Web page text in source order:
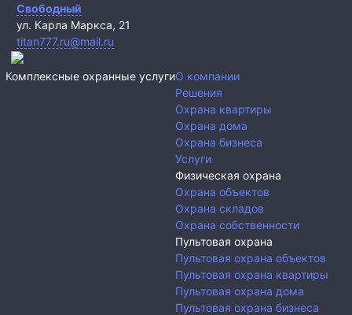
Свободный
ул. Карла Маркса, 21
titan777.ru@mail.ru
Комплексные охранные услугиО компании
Решения
Охрана квартиры
Охрана дома
Охрана бизнеса
Услуги
Физическая охрана
Охрана объектов
Охрана складов
Охрана собственности
Пультовая охрана
Пультовая охрана объектов
Пультовая охрана квартиры
Пультовая охрана дома
Пультовая охрана бизнеса